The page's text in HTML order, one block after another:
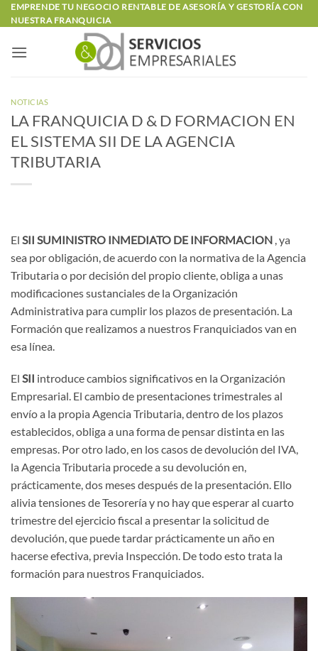
Saltar
al
EMPRENDE TU NEGOCIO RENTABLE DE ASESORÍA Y GESTORÍA CON
NUESTRA FRANQUICIA
NOTICIAS
LA FRANQUICIA D & D FORMACION EN
EL SISTEMA SII DE LA AGENCIA
TRIBUTARIA
El SII SUMINISTRO INMEDIATO DE INFORMACION , ya
sea por obligación, de acuerdo con la normativa de la Agencia
Tributaria o por decisión del propio cliente, obliga a unas
modificaciones sustanciales de la Organización
Administrativa para cumplir los plazos de presentación. La
Formación que realizamos a nuestros Franquiciados van en
esa línea.
El SII introduce cambios significativos en la Organización
Empresarial. El cambio de presentaciones trimestrales al
envío a la propia Agencia Tributaria, dentro de los plazos
establecidos, obliga a una forma de pensar distinta en las
empresas. Por otro lado, en los casos de devolución del IVA,
la Agencia Tributaria procede a su devolución en,
prácticamente, dos meses después de la presentación. Ello
alivia tensiones de Tesorería y no hay que esperar al cuarto
trimestre del ejercicio fiscal a presentar la solicitud de
devolución, que puede tardar prácticamente un año en
hacerse efectiva, previa Inspección. De todo esto trata la
formación para nuestros Franquiciados.